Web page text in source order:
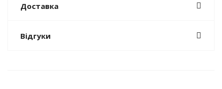
Доставка
Відгуки